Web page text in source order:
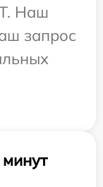
Наш
запрос